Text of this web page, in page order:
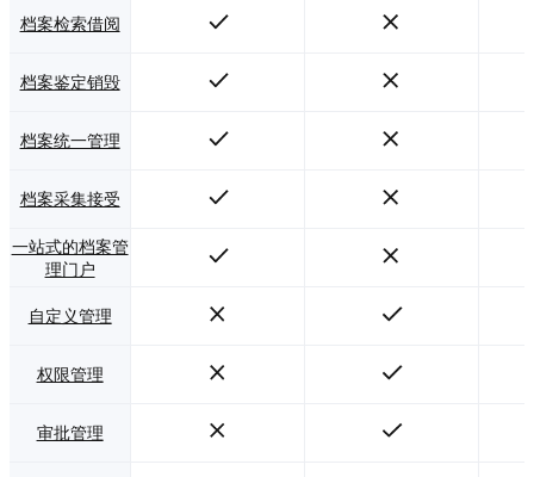
档案检索借阅
档案鉴定销毁
档案统一管理
档案采集接受
一站式的档案管
理门户
自定义管理
权限管理
审批管理